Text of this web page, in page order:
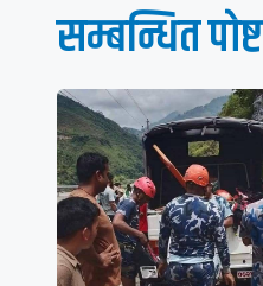
सम्बन्धित पाेष्ट